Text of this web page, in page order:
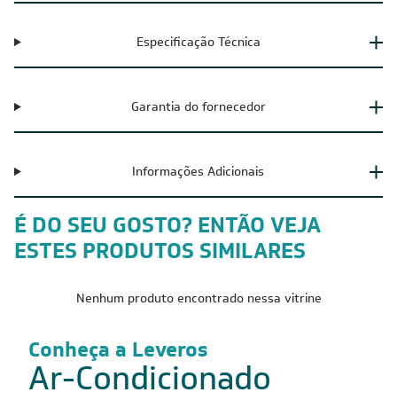
Especificação Técnica
Garantia do fornecedor
Informações Adicionais
É DO SEU GOSTO? ENTÃO VEJA
ESTES PRODUTOS SIMILARES
Nenhum produto encontrado nessa vitrine
Conheça a Leveros
Ar-Condicionado